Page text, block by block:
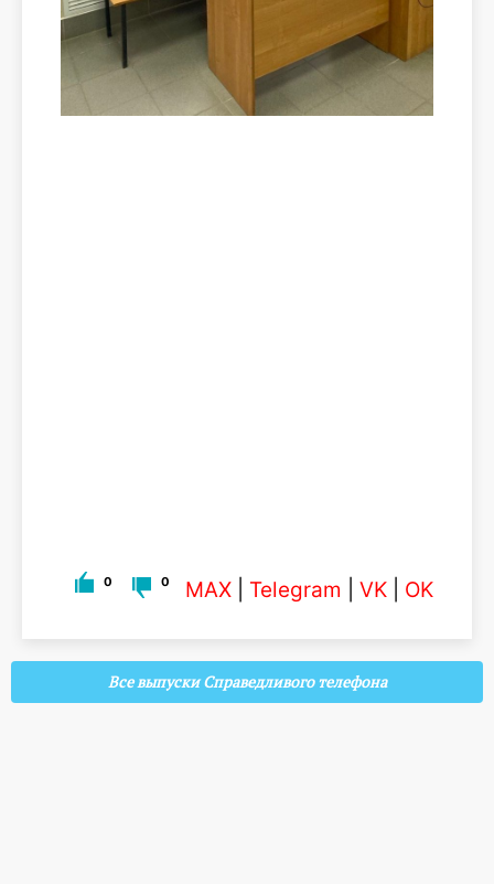
0 0 MAX Telegram VK OK
Все выпуски Справедливого телефона